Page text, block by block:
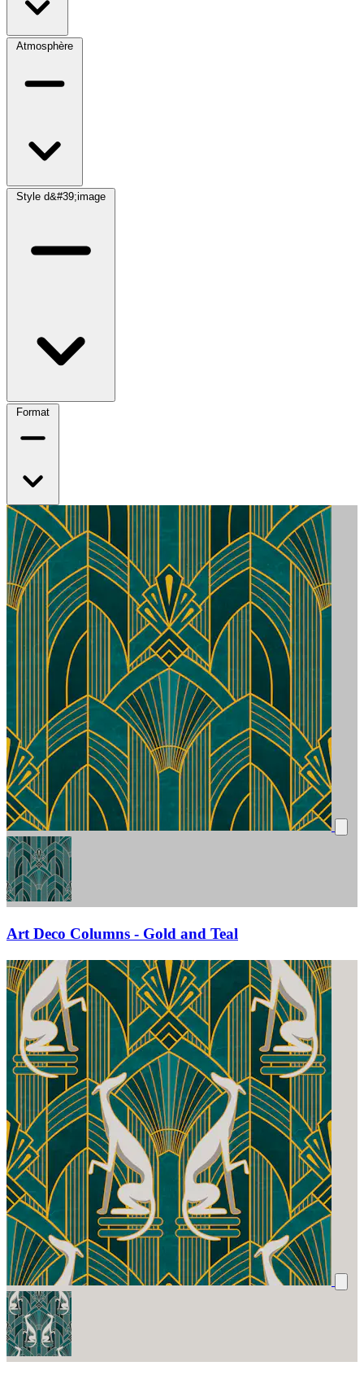
Atmosphère
Style d&#39;image
Format
Art Deco Columns - Gold and Teal